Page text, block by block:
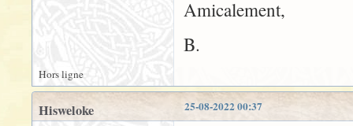
Amicalement,
B.
Hors ligne
25-08-2022 00:37
Hisweloke